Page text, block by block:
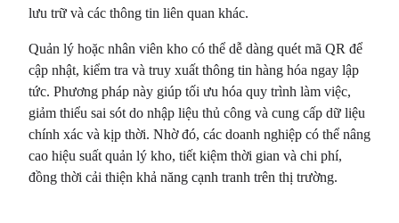
lưu trữ và các thông tin liên quan khác.
Quản lý hoặc nhân viên kho có thể dễ dàng quét mã QR để
cập nhật, kiểm tra và truy xuất thông tin hàng hóa ngay lập
tức. Phương pháp này giúp tối ưu hóa quy trình làm việc,
giảm thiểu sai sót do nhập liệu thủ công và cung cấp dữ liệu
chính xác và kịp thời. Nhờ đó, các doanh nghiệp có thể nâng
cao hiệu suất quản lý kho, tiết kiệm thời gian và chi phí,
đồng thời cải thiện khả năng cạnh tranh trên thị trường.